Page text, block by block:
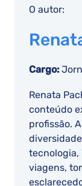
O autor:
Cargo:
Renata
conteúdo
profissão.
tecnologia,
viagens,